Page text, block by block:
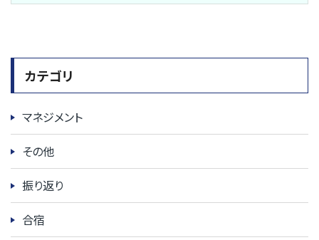
カテゴリ
マネジメント
その他
振り返り
合宿